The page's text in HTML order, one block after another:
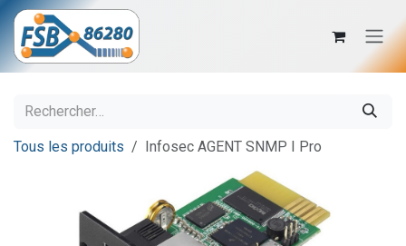
Se rendre au contenu
Tous les produits Infosec AGENT SNMP I Pro